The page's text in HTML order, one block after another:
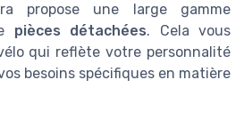
propose une large gamme
pièces détachées. Cela vous
qui reflète votre personnalité
besoins spécifiques en matière